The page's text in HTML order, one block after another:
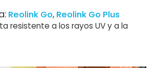
Reolink Go Reolink Go Plus
resistente a los rayos UV y a la